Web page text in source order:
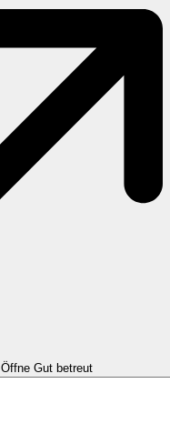
Öffne Gut betreut